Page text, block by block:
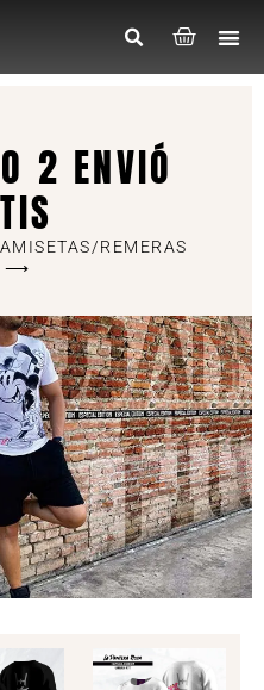
2 ENVIÓ
REMERAS
⟶